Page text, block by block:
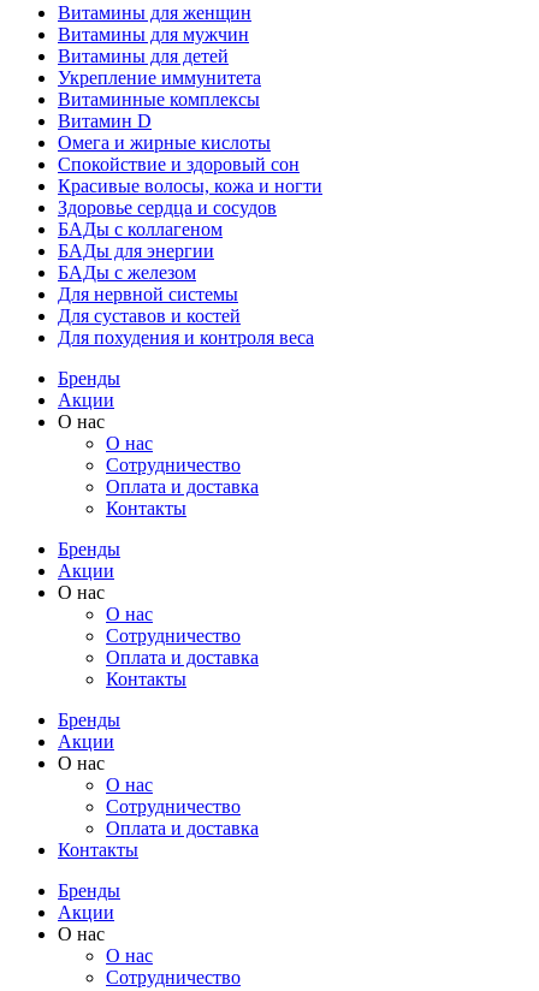
Витамины для женщин
Витамины для мужчин
Витамины для детей
Укрепление иммунитета
Витаминные комплексы
Витамин D
Омега и жирные кислоты
Спокойствие и здоровый сон
Красивые волосы, кожа и ногти
Здоровье сердца и сосудов
БАДы с коллагеном
БАДы для энергии
БАДы с железом
Для нервной системы
Для суставов и костей
Для похудения и контроля веса
Бренды
Акции
О нас
О нас
Cотрудничество
Оплата и доставка
Контакты
Бренды
Акции
О нас
О нас
Cотрудничество
Оплата и доставка
Контакты
Бренды
Акции
О нас
О нас
Cотрудничество
Оплата и доставка
Контакты
Бренды
Акции
О нас
О нас
Cотрудничество